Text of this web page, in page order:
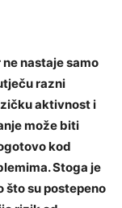
nastaje samo
razni
aktivnost i
može biti
kod
Stoga je
što su postepeno